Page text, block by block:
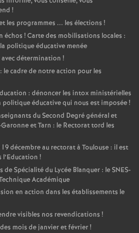
!
les programmes ... les élections !
échos ! Carte des mobilisations locales :
politique éducative menée
détermination !
cadre de notre action pour les
: dénoncer les intox ministérielles
politique éducative qui nous est imposée!
du Second Degré général et
et Tarn : le Rectorat tord les
décembre au rectorat à Toulouse : il est
l’Education !
Spécialité du Lycée Blanquer : le SNES-
Académique
en action dans les établissements le
visibles nos revendications !
mois de janvier et février!